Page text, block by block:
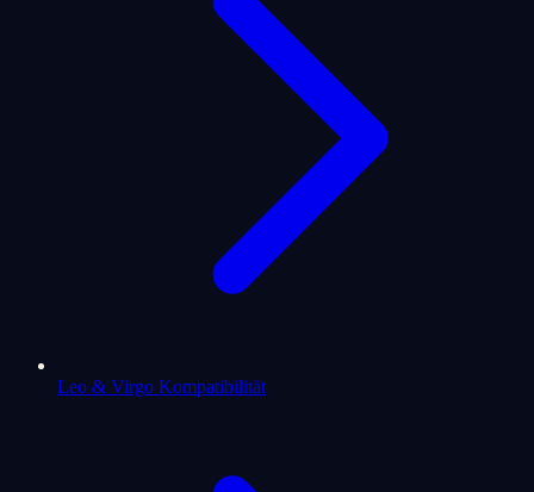
Leo & Virgo Kompatibilität